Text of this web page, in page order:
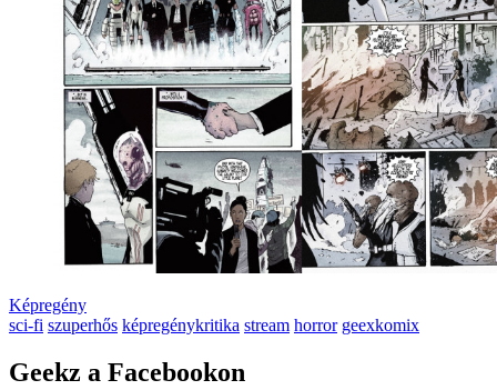
Képregény
sci-fi szuperhős képregénykritika stream horror geexkomix
Geekz a Facebookon